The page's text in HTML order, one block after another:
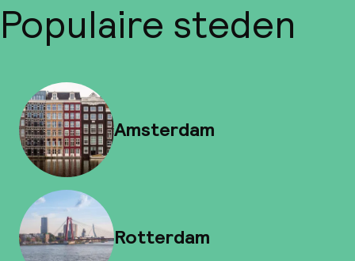
Populaire steden
Amsterdam
Rotterdam